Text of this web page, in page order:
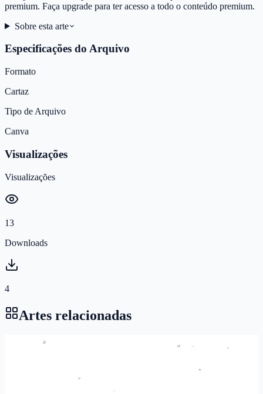
premium. Faça upgrade para ter acesso a todo o conteúdo premium.
Sobre esta arte
Especificações do Arquivo
Formato
Cartaz
Tipo de Arquivo
Canva
Visualizações
Visualizações
13
Downloads
4
Artes relacionadas